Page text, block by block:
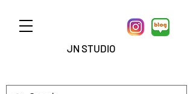
JN STUDIO